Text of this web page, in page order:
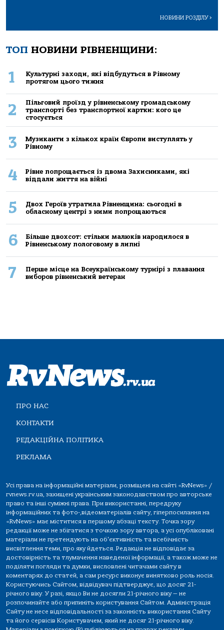
НОВИНИ РОЗДІЛУ>
ТОП НОВИНИ РІВНЕНЩИНИ:
1
Культурні заходи, які відбудуться в Рівному
протягом цього тижня
2
Пільговий проїзд у рівненському громадському
транспорті без транспортної картки: кого це
стосується
3
Музиканти з кількох країн Європи виступлять у
Рівному
4
Рівне попрощається із двома Захисниками, які
віддали життя на війні
5
Двох Героїв утратила Рівненщина: сьогодні в
обласному центрі з ними попрощаються
6
Більше двохсот: стільки малюків народилося в
Рівненському пологовому в липні
7
Перше місце на Всеукраїнському турнірі з плавання
виборов рівненський ветеран
ПРО НАС
КОНТАКТИ
РЕДАКЦІЙНА ПОЛІТИКА
РЕКЛАМА
Усі права на інформаційні матеріали, розміщені на сайті «RvNews» /
rvnews.rv.ua, захищені українським законодавством про авторське
право та інші суміжні права. При використанні, передруку
інформаційних та фото-,відеоматеріалів сайту, гіперпосилання на
«RvNews» має міститися в першому абзаці тексту. Точка зору
редакції може не збігатися з точкою зору автора, а усі опубліковані
матеріали не претендують на об'єктивність та всебічність
висвітлення теми, про яку йдеться. Редакція не відповідає за
достовірність та тлумачення наведеної інформації, а також може не
поділяти погляди та думки, висловлені читачами сайту в
коментарях до статей, а сам ресурс виконує винятково роль носія.
Користуючись Сайтом, відвідувач підтверджує, що досяг 21-
річного віку. У разі, якщо Ви не досягли 21-річного віку — не
розпочинайте або припиніть користування Сайтом. Адміністрація
Сайту не несе відповідальності за законність використання Сайту
та його сервісів Користувачем, який не досяг 21-річного віку.